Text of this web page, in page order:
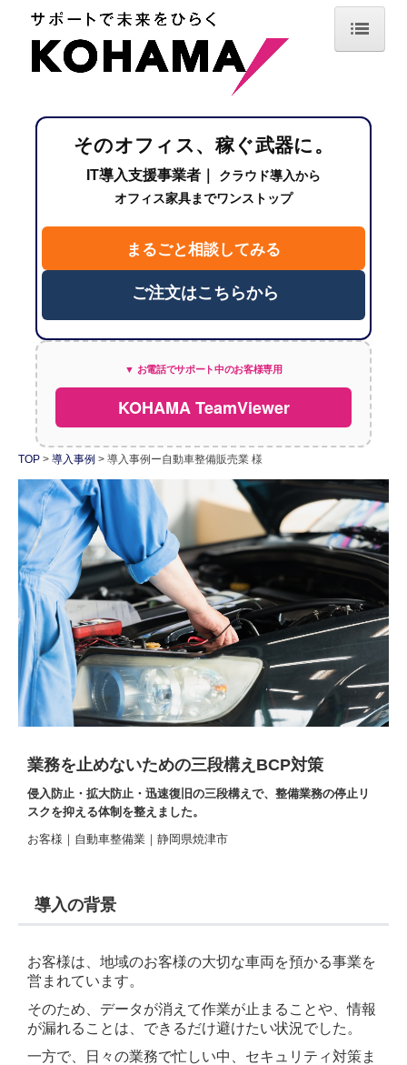
TOP
サービス案内
IT機器導入・デジタル化支援
オフィスデザイン・空間設計
企業情報
採用情報
お問い合わせ
そのオフィス、稼ぐ武器に。
IT導入支援事業者｜
クラウド導入から
オフィス家具までワンストップ
まるごと相談してみる
ご注文はこちらから
▼ お電話でサポート中のお客様専用
KOHAMA TeamViewer
TOP 導入事例 導入事例ー自動車整備販売業 様
業務を止めないための三段構えBCP対策
侵入防止・拡大防止・迅速復旧の三段構えで、整備業務の停止リ
スクを抑える体制を整えました。
お客様｜自動車整備業｜静岡県焼津市
導入の背景
お客様は、地域のお客様の大切な車両を預かる事業を
営まれています。
そのため、データが消えて作業が止まることや、情報
が漏れることは、できるだけ避けたい状況でした。
一方で、日々の業務で忙しい中、セキュリティ対策ま